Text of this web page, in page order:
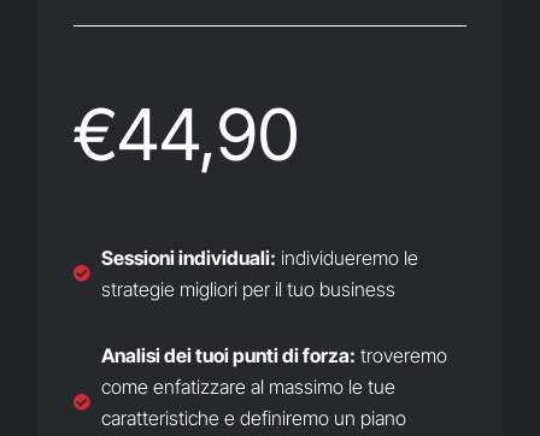
€44,90
Sessioni individuali: individueremo le
strategie migliori per il tuo business
Analisi dei tuoi punti di forza: troveremo
come enfatizzare al massimo le tue
caratteristiche e definiremo un piano